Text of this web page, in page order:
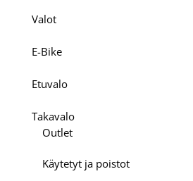
Valot
E-Bike
Etuvalo
Takavalo
Outlet
Käytetyt ja poistot